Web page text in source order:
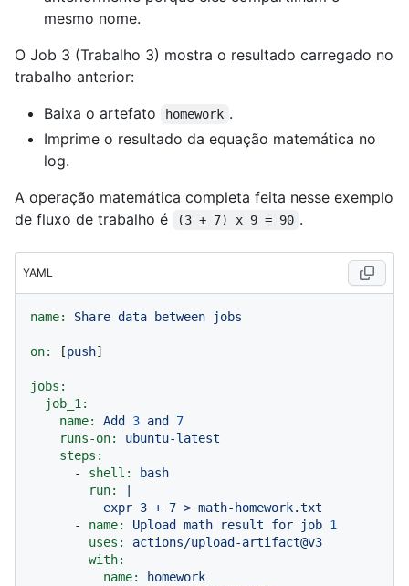
mesmo nome.
O Job 3 (Trabalho 3) mostra o resultado carregado no
trabalho anterior:
Baixa o artefato
homework .
Imprime o resultado da equação matemática no
log.
A operação matemática completa feita nesse exemplo
de fluxo de trabalho é
(3 + 7) x 9 = 90 .
YAML
name: Share data between jobs
on: [push]
jobs:
job_1:
name:
Add 3 and
7
runs-on:
ubuntu-latest
steps:
-
shell:
bash
run:
-
name: Upload math result for job 1
uses:
actions/upload-artifact@v3
with:
name:
homework